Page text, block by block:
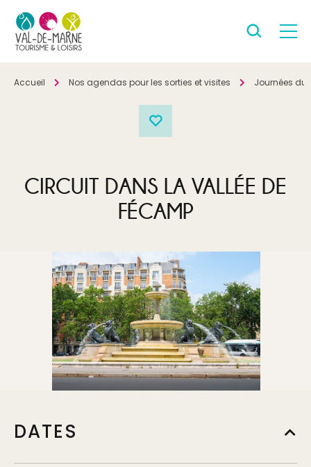
Accueil Nos agendas pour les sorties et visites Journées du
CIRCUIT DANS LA VALLÉE DE
FÉCAMP
DATES